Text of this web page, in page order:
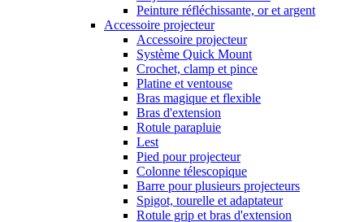
Peinture réfléchissante, or et argent
Accessoire projecteur
Accessoire projecteur
Système Quick Mount
Crochet, clamp et pince
Platine et ventouse
Bras magique et flexible
Bras d'extension
Rotule parapluie
Lest
Pied pour projecteur
Colonne télescopique
Barre pour plusieurs projecteurs
Spigot, tourelle et adaptateur
Rotule grip et bras d'extension